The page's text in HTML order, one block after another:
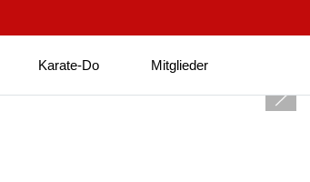
Karate-Do Mitglieder